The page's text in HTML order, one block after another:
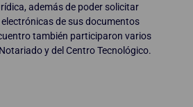
además de poder solicitar
de sus documentos
también participaron varios
y del Centro Tecnológico.